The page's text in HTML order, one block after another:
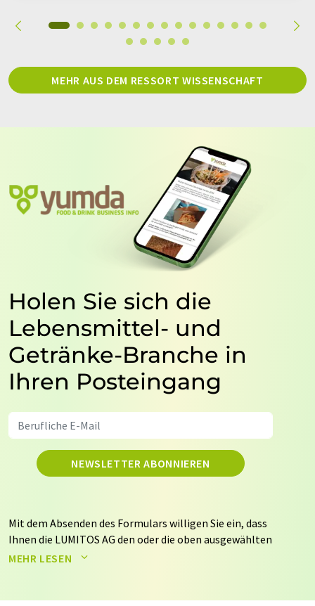
MEHR AUS DEM RESSORT WISSENSCHAFT
Holen Sie sich die
Lebensmittel- und
Getränke-Branche in
Ihren Posteingang
NEWSLETTER ABONNIEREN
Mit dem Absenden des Formulars willigen Sie ein, dass
Ihnen die LUMITOS AG den oder die oben ausgewählten
Newsletter per E-Mail zusendet. Ihre Daten werden
MEHR LESEN